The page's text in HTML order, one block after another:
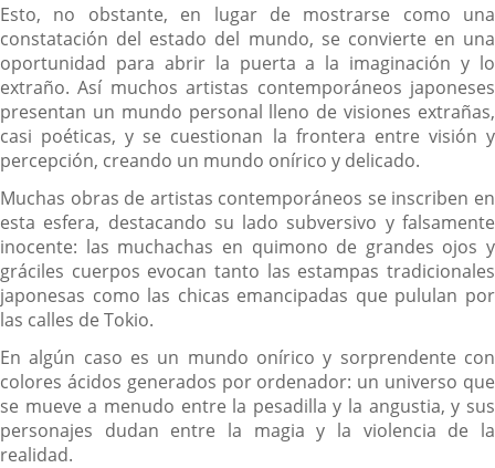
Esto, no obstante, en lugar de mostrarse como una
constatación del estado del mundo, se convierte en una
oportunidad para abrir la puerta a la imaginación y lo
extraño. Así muchos artistas contemporáneos japoneses
presentan un mundo personal lleno de visiones extrañas,
casi poéticas, y se cuestionan la frontera entre visión y
percepción, creando un mundo onírico y delicado.
Muchas obras de artistas contemporáneos se inscriben en
esta esfera, destacando su lado subversivo y falsamente
inocente: las muchachas en quimono de grandes ojos y
gráciles cuerpos evocan tanto las estampas tradicionales
japonesas como las chicas emancipadas que pululan por
las calles de Tokio.
En algún caso es un mundo onírico y sorprendente con
colores ácidos generados por ordenador: un universo que
se mueve a menudo entre la pesadilla y la angustia, y sus
personajes dudan entre la magia y la violencia de la
realidad.